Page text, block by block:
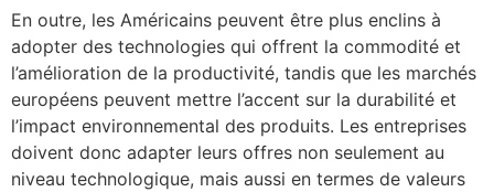
En outre, les Américains peuvent être plus enclins à
adopter des technologies qui offrent la commodité et
l’amélioration de la productivité, tandis que les marchés
européens peuvent mettre l’accent sur la durabilité et
l’impact environnemental des produits. Les entreprises
doivent donc adapter leurs offres non seulement au
niveau technologique, mais aussi en termes de valeurs